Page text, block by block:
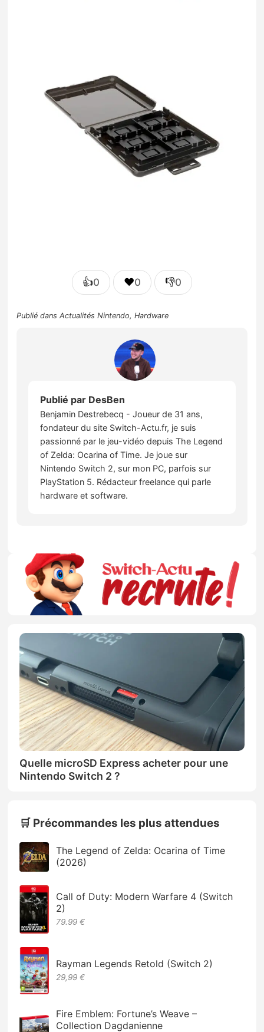
👍0 ❤️0 👎0
Publié dansActualités Nintendo,Hardware
Publié par DesBen
Benjamin Destrebecq - Joueur de 31 ans,
fondateur du site Switch-Actu.fr, je suis
passionné par le jeu-vidéo depuis The Legend
of Zelda: Ocarina of Time. Je joue sur
Nintendo Switch 2, sur mon PC, parfois sur
PlayStation 5. Rédacteur freelance qui parle
hardware et software.
Quelle microSD Express acheter pour une
Nintendo Switch 2 ?
🛒 Précommandes les plus attendues
The Legend of Zelda: Ocarina of Time
(2026)
Call of Duty: Modern Warfare 4 (Switch
2)
79.99 €
Rayman Legends Retold (Switch 2)
29,99 €
Fire Emblem: Fortune’s Weave –
Collection Dagdanienne